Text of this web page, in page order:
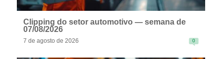
Clipping do setor automotivo — semana de
07/08/2026
7 de agosto de 2026 0